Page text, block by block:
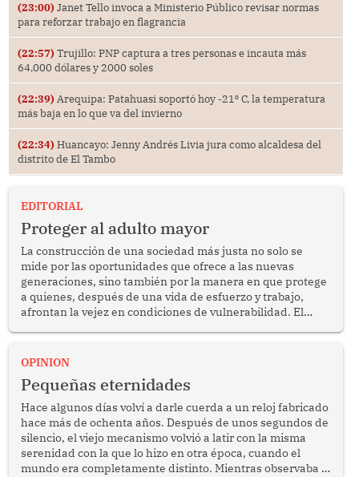
(23:00) Janet Tello invoca a Ministerio Público revisar normas
para reforzar trabajo en flagrancia
(22:57) Trujillo: PNP captura a tres personas e incauta más
64,000 dólares y 2000 soles
(22:39) Arequipa: Patahuasi soportó hoy -21⁰ C, la temperatura
más baja en lo que va del invierno
(22:34) Huancayo: Jenny Andrés Livia jura como alcaldesa del
distrito de El Tambo
EDITORIAL
Proteger al adulto mayor
La construcción de una sociedad más justa no solo se
mide por las oportunidades que ofrece a las nuevas
generaciones, sino también por la manera en que protege
a quienes, después de una vida de esfuerzo y trabajo,
afrontan la vejez en condiciones de vulnerabilidad. El
bimestrales el subsidio que reciben los beneficiarios del
reflexionar sobre la importancia de fortalecer las políticas
públicas dirigidas a los adultos mayores en pobreza.
OPINION
Pequeñas eternidades
Hace algunos días volví a darle cuerda a un reloj fabricado
hace más de ochenta años. Después de unos segundos de
silencio, el viejo mecanismo volvió a latir con la misma
serenidad con la que lo hizo en otra época, cuando el
mundo era completamente distinto. Mientras observaba el